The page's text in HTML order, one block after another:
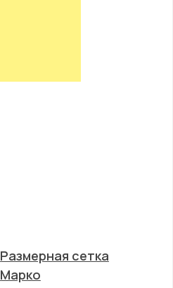
Размерная сетка
Марко